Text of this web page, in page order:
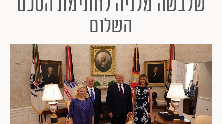
ביוטי
סלבס
ערוצים נוספים
המגזין
שלבשה מלניה לחתימת הסכם
השלום